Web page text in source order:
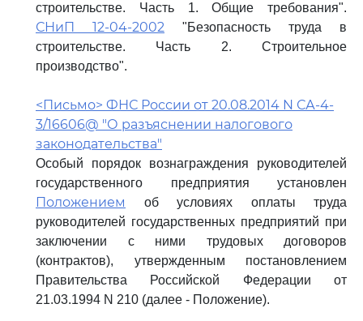
строительстве. Часть 1. Общие требования".
СНиП 12-04-2002 "Безопасность труда в
строительстве. Часть 2. Строительное
производство".
<Письмо> ФНС России от 20.08.2014 N СА-4-
3/16606@ "О разъяснении налогового
законодательства"
Особый порядок вознаграждения руководителей
государственного предприятия установлен
Положением
об условиях оплаты труда
руководителей государственных предприятий при
заключении с ними трудовых договоров
(контрактов), утвержденным постановлением
Правительства Российской Федерации от
21.03.1994 N 210 (далее - Положение).